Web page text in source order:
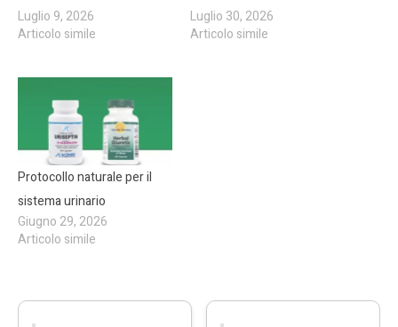
Luglio 9, 2026
Articolo simile
Luglio 30, 2026
Articolo simile
Protocollo naturale per il
sistema urinario
Giugno 29, 2026
Articolo simile